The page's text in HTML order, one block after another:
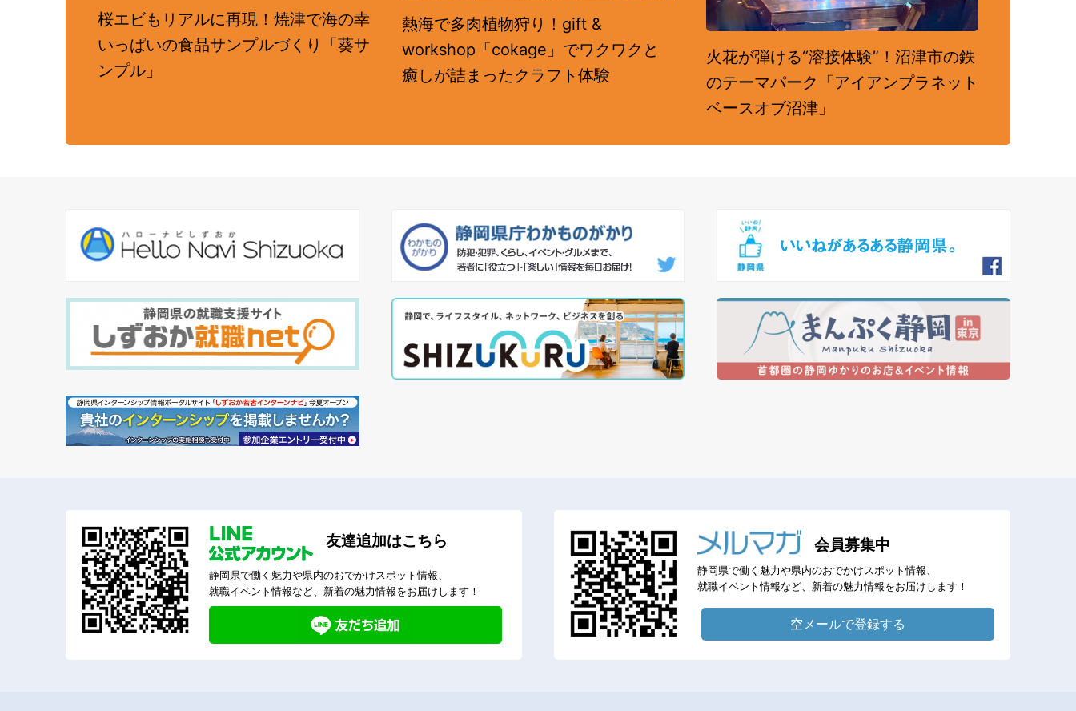
桜エビもリアルに再現！焼津で海の幸
いっぱいの食品サンプルづくり「葵サ
ンプル」
熱海で多肉植物狩り！gift &
workshop「cokage」でワクワクと
癒しが詰まったクラフト体験
火花が弾ける“溶接体験”！沼津市の鉄
のテーマパーク「アイアンプラネット
ベースオブ沼津」
友達追加はこちら
静岡県で働く魅力や県内のおでかけスポット情報、
就職イベント情報など、新着の魅力情報をお届けします！
会員募集中
静岡県で働く魅力や県内のおでかけスポット情報、
就職イベント情報など、新着の魅力情報をお届けします！
空メールで登録する